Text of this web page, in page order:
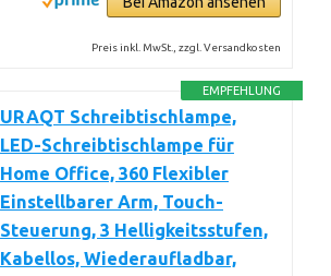
Preis inkl. MwSt., zzgl. Versandkosten
EMPFEHLUNG
URAQT Schreibtischlampe,
LED-Schreibtischlampe für
Home Office, 360 Flexibler
Einstellbarer Arm, Touch-
Steuerung, 3 Helligkeitsstufen,
Kabellos, Wiederaufladbar,